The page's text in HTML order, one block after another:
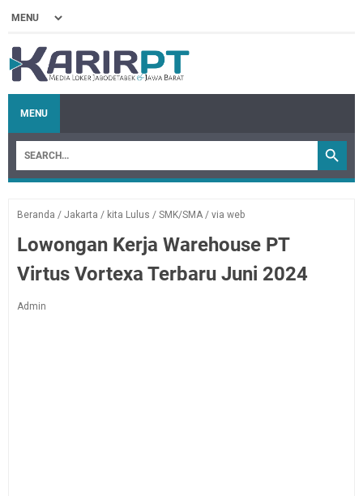
MENU
Beranda / Jakarta / kita Lulus / SMK/SMA / via web
Lowongan Kerja Warehouse PT
Virtus Vortexa Terbaru Juni 2024
Admin